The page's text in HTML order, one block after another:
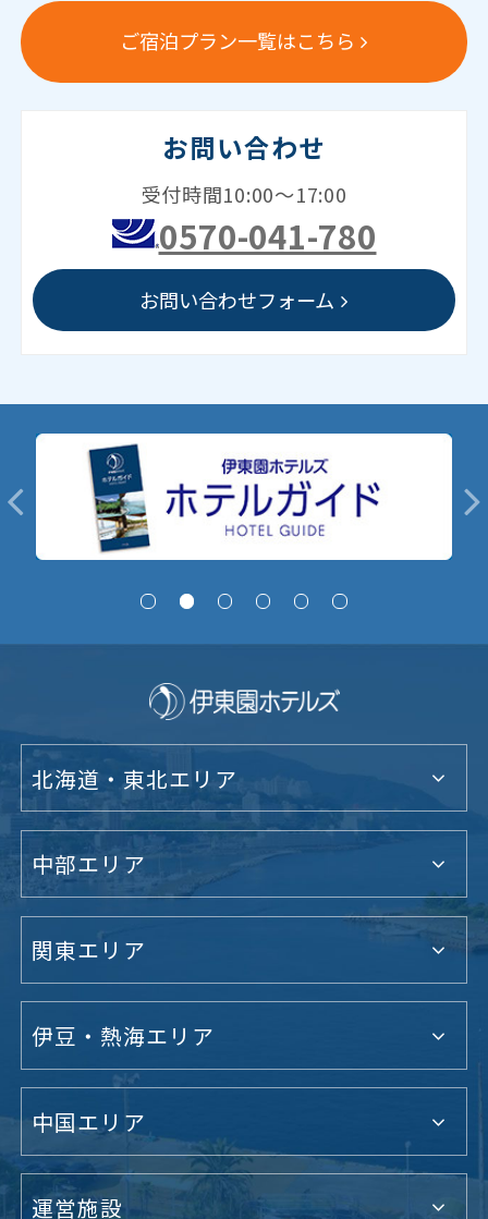
ご宿泊プラン一覧はこちら
お問い合わせ
受付時間10:00～17:00
0570-041-780
お問い合わせフォーム
北海道・東北エリア
中部エリア
関東エリア
伊豆・熱海エリア
中国エリア
運営施設